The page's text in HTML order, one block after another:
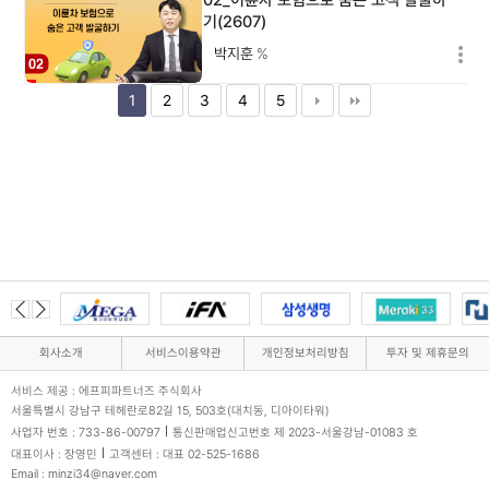
기(2607)
박지훈 %
1 2 3 4 5
회사소개 서비스이용약관 개인정보처리방침 투자 및 제휴문의
서비스 제공 : 에프피파트너즈 주식회사
서울특별시 강남구 테헤란로82길 15, 503호(대치동, 디아이타워)
사업자 번호 : 733-86-00797
통신판매업신고번호 제 2023-서울강남-01083 호
대표이사 : 장영민
고객센터 : 대표 02-525-1686
Email : minzi34@naver.com